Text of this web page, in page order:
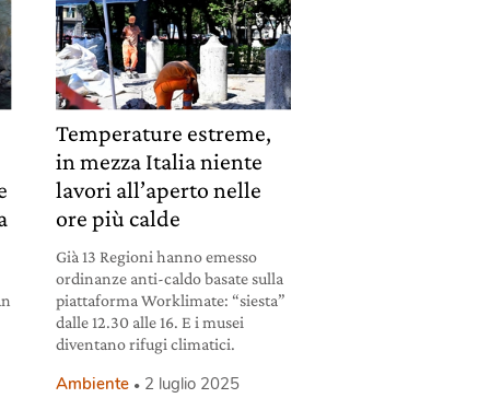
Temperature estreme,
in mezza Italia niente
lavori all’aperto nelle
ore più calde
Già 13 Regioni hanno emesso
ordinanze anti-caldo basate sulla
piattaforma Worklimate: “siesta”
dalle 12.30 alle 16. E i musei
diventano rifugi climatici.
Ambiente 2 luglio 2025